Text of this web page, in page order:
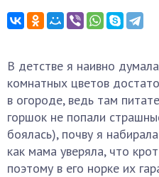
В детстве я наивно
комнатных цветов
в огороде, ведь там
горшок не попали
боялась), почву я
как мама уверяла, что
поэтому в его норке их